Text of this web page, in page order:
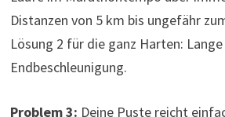
Distanzen von 5 km bis ungefähr
Lösung 2 für die ganz Harten:
Endbeschleunigung.
Problem 3: Deine Puste reicht